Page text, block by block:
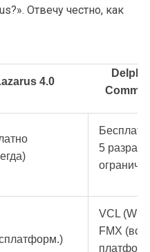
Отвечу честно, как
4.0
Delphi
5 разраб.,
VCL
FMX (все